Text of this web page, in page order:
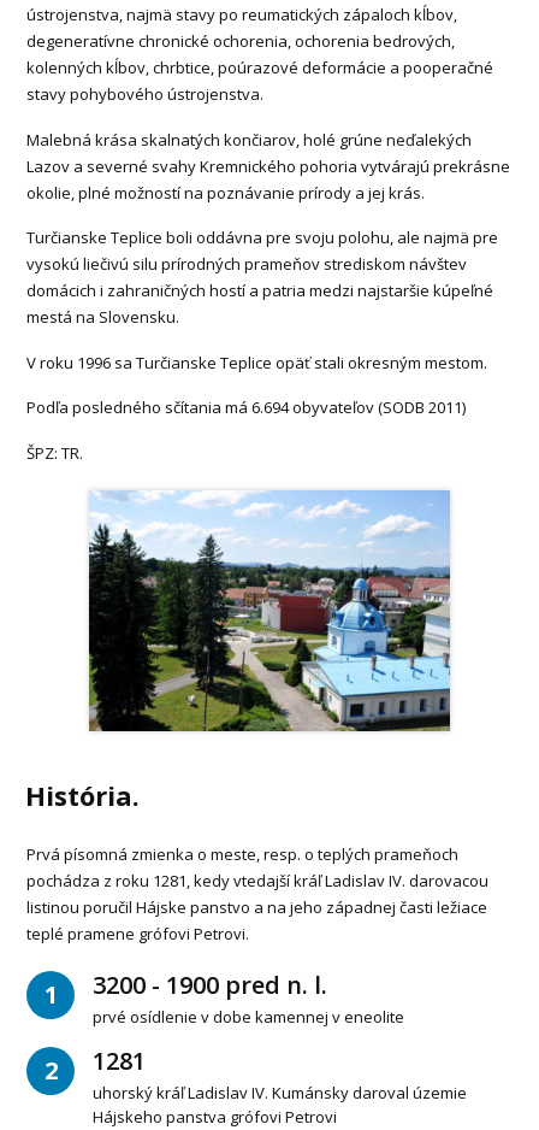
ústrojenstva, najmä stavy po reumatických zápaloch kĺbov,
degeneratívne chronické ochorenia, ochorenia bedrových,
kolenných kĺbov, chrbtice, poúrazové deformácie a pooperačné
stavy pohybového ústrojenstva.
Malebná krása skalnatých končiarov, holé grúne neďalekých
Lazov a severné svahy Kremnického pohoria vytvárajú prekrásne
okolie, plné možností na poznávanie prírody a jej krás.
Turčianske Teplice boli oddávna pre svoju polohu, ale najmä pre
vysokú liečivú silu prírodných prameňov strediskom návštev
domácich i zahraničných hostí a patria medzi najstaršie kúpeľné
mestá na Slovensku.
V roku 1996 sa Turčianske Teplice opäť stali okresným mestom.
Podľa posledného sčítania má 6.694 obyvateľov (SODB 2011)
ŠPZ: TR.
História.
Prvá písomná zmienka o meste, resp. o teplých prameňoch
pochádza z roku 1281, kedy vtedajší kráľ Ladislav IV. darovacou
listinou poručil Hájske panstvo a na jeho západnej časti ležiace
teplé pramene grófovi Petrovi.
1 3200 - 1900 pred n. l.
prvé osídlenie v dobe kamennej v eneolite
2 1281
uhorský kráľ Ladislav IV. Kumánsky daroval územie
Hájskeho panstva grófovi Petrovi